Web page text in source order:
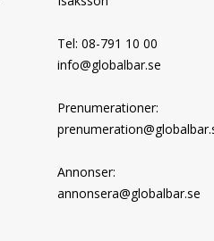
Tel: 08-791 10 00
info@globalbar.se
Prenumerationer:
Annonser:
annonsera@globalbar.se